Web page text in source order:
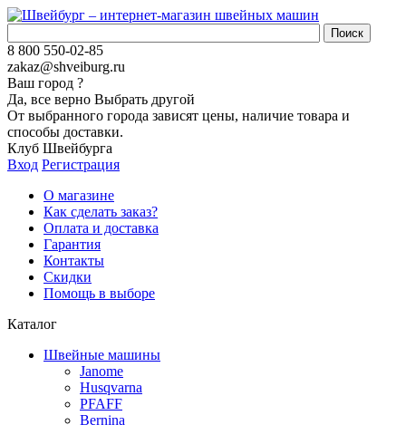
8 800 550-02-85
zakaz@shveiburg.ru
Ваш город ?
Да, все верно Выбрать другой
От выбранного города зависят цены, наличие товара и
способы доставки.
Клуб Швейбурга
Вход Регистрация
О магазине
Как сделать заказ?
Оплата и доставка
Гарантия
Контакты
Скидки
Помощь в выборе
Каталог
Швейные машины
Janome
Husqvarna
PFAFF
Bernina